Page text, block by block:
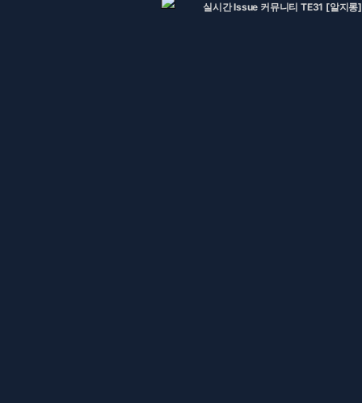
실시간 Issue 커뮤니티 TE31 [알지